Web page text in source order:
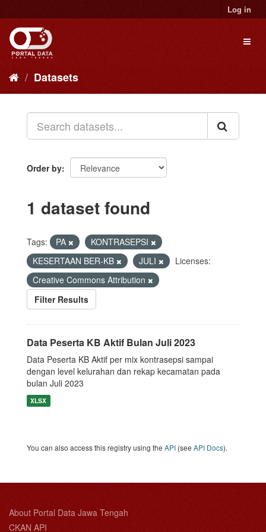
to
content
Log in
Datasets
Order by
1 dataset found
Tags: PA
KONTRASEPSI
KESERTAAN BER-KB
JULI
Licenses:
Creative Commons Attribution
Filter Results
Data Peserta KB Aktif Bulan Juli 2023
Data Peserta KB Aktif per mix kontrasepsi sampai
dengan level kelurahan dan rekap kecamatan pada
bulan Juli 2023
XLSX
You can also access this registry using the API (see API Docs).
About Portal Data Jawa Tengah
CKAN API